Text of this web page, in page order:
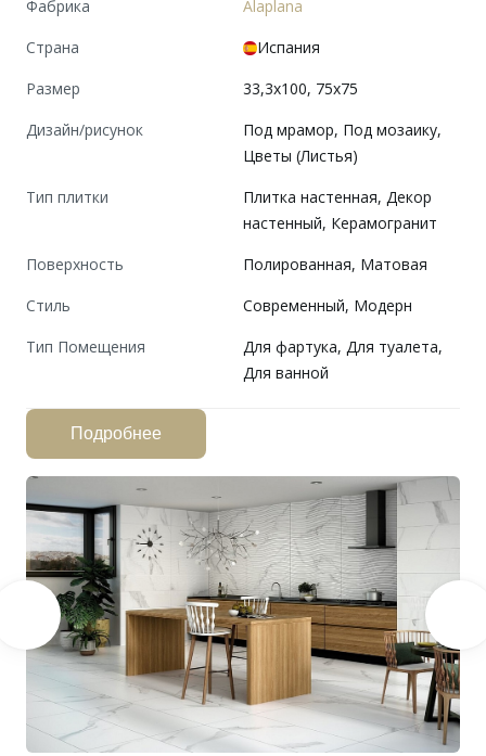
Фабрика
Alaplana
Страна
Испания
Размер
33,3x100, 75x75
Дизайн/рисунок
Под мрамор, Под мозаику,
Цветы (Листья)
Тип плитки
Плитка настенная, Декор
настенный, Керамогранит
Поверхность
Полированная, Матовая
Cтиль
Современный, Модерн
Тип Помещения
Для фартука, Для туалета,
Для ванной
Подробнее